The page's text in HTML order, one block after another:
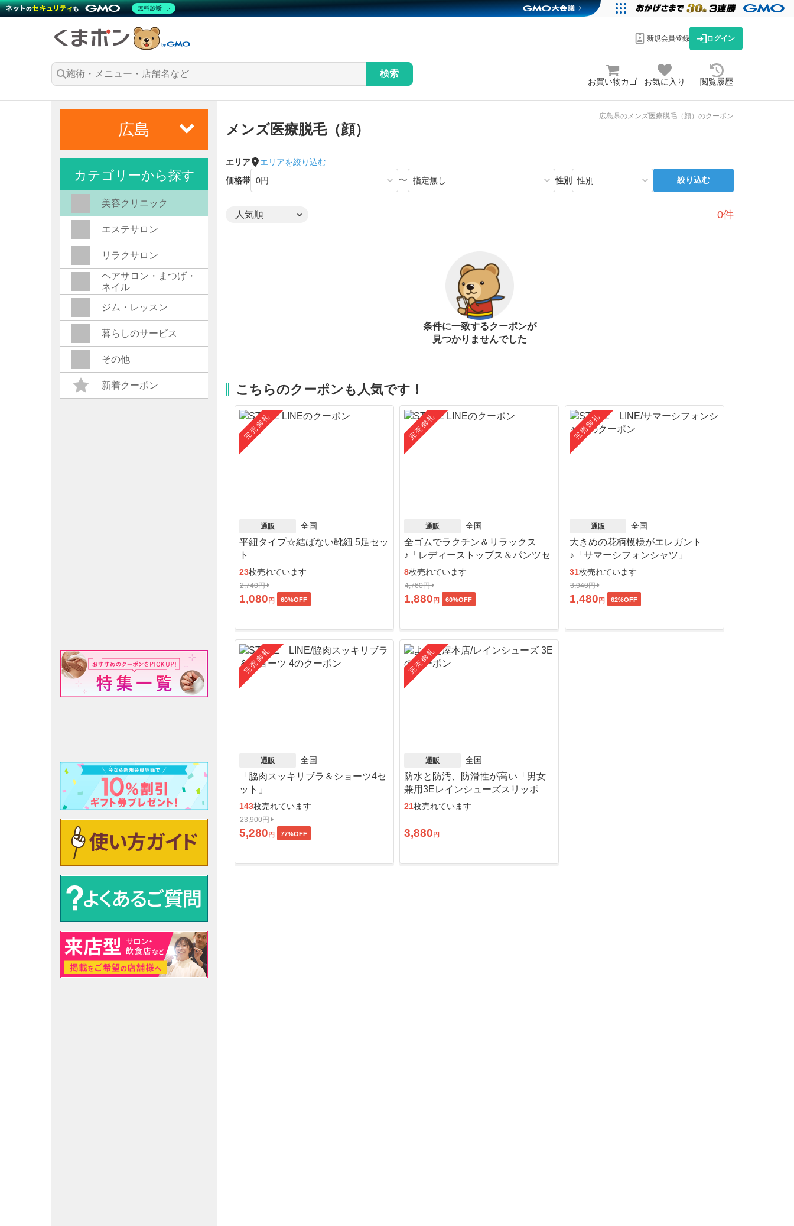
新規会員登録 ログイン
検索
お買い物カゴ お気に入り 閲覧履歴
広島県のメンズ医療脱毛（顔）のクーポン
メンズ医療脱毛（顔）
エリア
エリアを絞り込む
価格帯
〜 性別 絞り込む
0件
条件に一致するクーポンが
見つかりませんでした
こちらのクーポンも人気です！
完売御礼
通販 全国
平紐タイプ☆結ばない靴紐 5足セッ
ト
23枚売れています
2,740円
1,080 円 60%OFF
完売御礼
通販 全国
全ゴムでラクチン＆リラックス
♪「レディーストップス＆パンツセ
ット」
8枚売れています
4,760円
1,880 円 60%OFF
完売御礼
通販 全国
大きめの花柄模様がエレガント
♪「サマーシフォンシャツ」
31枚売れています
3,940円
1,480 円 62%OFF
完売御礼
通販 全国
「脇肉スッキリブラ＆ショーツ4セ
ット」
143枚売れています
23,900円
5,280 円 77%OFF
完売御礼
通販 全国
防水と防汚、防滑性が高い「男女
兼用3Eレインシューズスリッポ
ン」
21枚売れています
3,880 円
広島
カテゴリーから探す
美容クリニック
エステサロン
リラクサロン
ヘアサロン・まつげ・
ネイル
ジム・レッスン
暮らしのサービス
その他
新着クーポン
無料診断